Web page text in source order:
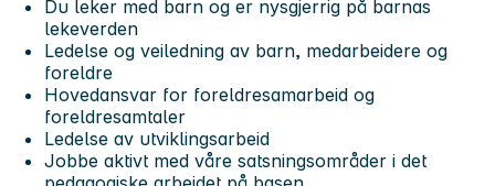
Du leker med barn og er nysgjerrig på barnas
lekeverden
Ledelse og veiledning av barn, medarbeidere og
foreldre
Hovedansvar for foreldresamarbeid og
foreldresamtaler
Ledelse av utviklingsarbeid
Jobbe aktivt med våre satsningsområder i det